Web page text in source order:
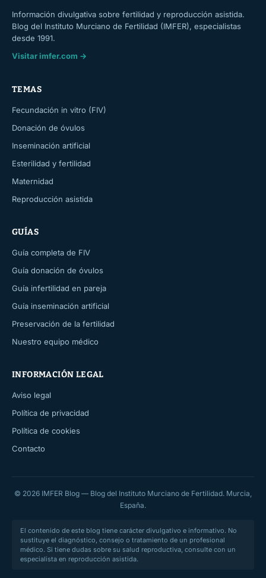
Información divulgativa sobre fertilidad y reproducción asistida.
Blog del Instituto Murciano de Fertilidad (IMFER), especialistas
desde 1991.
Visitar imfer.com →
TEMAS
Fecundación in vitro (FIV)
Donación de óvulos
Inseminación artificial
Esterilidad y fertilidad
Maternidad
Reproducción asistida
GUÍAS
Guía completa de FIV
Guía donación de óvulos
Guía infertilidad en pareja
Guía inseminación artificial
Preservación de la fertilidad
Nuestro equipo médico
INFORMACIÓN LEGAL
Aviso legal
Política de privacidad
Política de cookies
Contacto
© 2026 IMFER Blog — Blog del Instituto Murciano de Fertilidad. Murcia,
España.
El contenido de este blog tiene carácter divulgativo e informativo. No
sustituye el diagnóstico, consejo o tratamiento de un profesional
médico. Si tiene dudas sobre su salud reproductiva, consulte con un
especialista en reproducción asistida.